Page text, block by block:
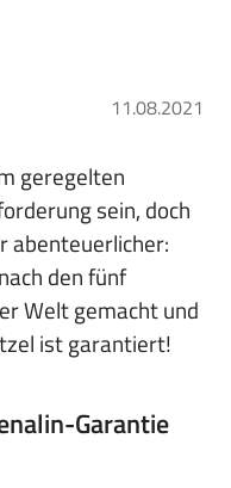
11.08.2021
geregelten
sein, doch
abenteuerlicher:
den fünf
Welt gemacht und
ist garantiert!
Garantie